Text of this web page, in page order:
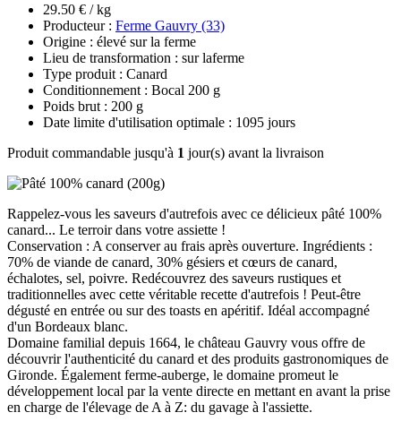
29.50 € / kg
Producteur : Ferme Gauvry (33)
Origine : élevé sur la ferme
Lieu de transformation : sur laferme
Type produit : Canard
Conditionnement : Bocal 200 g
Poids brut : 200 g
Date limite d'utilisation optimale : 1095 jours
Produit commandable jusqu'à 1 jour(s) avant la livraison
Rappelez-vous les saveurs d'autrefois avec ce délicieux pâté 100%
canard... Le terroir dans votre assiette !
Conservation : A conserver au frais après ouverture. Ingrédients :
70% de viande de canard, 30% gésiers et cœurs de canard,
échalotes, sel, poivre. Redécouvrez des saveurs rustiques et
traditionnelles avec cette véritable recette d'autrefois ! Peut-être
dégusté en entrée ou sur des toasts en apéritif. Idéal accompagné
d'un Bordeaux blanc.
Domaine familial depuis 1664, le château Gauvry vous offre de
découvrir l'authenticité du canard et des produits gastronomiques de
Gironde. Également ferme-auberge, le domaine promeut le
développement local par la vente directe en mettant en avant la prise
en charge de l'élevage de A à Z: du gavage à l'assiette.